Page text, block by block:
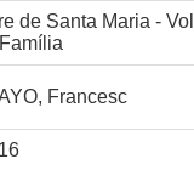
de Santa Maria -
Francesc